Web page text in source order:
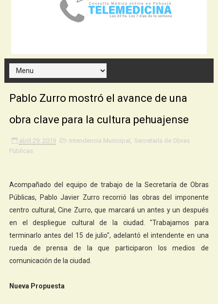
Pablo Zurro mostró el avance de una
obra clave para la cultura pehuajense
abril 29, 2019 Intendencia Municipal
Secretaría de Obras
Públicas
Acompañado del equipo de trabajo de la Secretaría de Obras
Públicas, Pablo Javier Zurro recorrió las obras del imponente
centro cultural, Cine Zurro, que marcará un antes y un después
en el despliegue cultural de la ciudad. "Trabajamos para
terminarlo antes del 15 de julio", adelantó el intendente en una
rueda de prensa de la que participaron los medios de
comunicación de la ciudad.
Nueva Propuesta